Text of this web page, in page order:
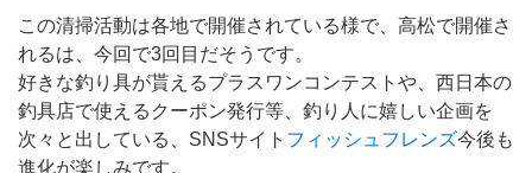
この清掃活動は各地で開催されている様で、高松で開催さ
れるは、今回で3回目だそうです。
好きな釣り具が貰えるプラスワンコンテストや、西日本の
釣具店で使えるクーポン発行等、釣り人に嬉しい企画を
次々と出している、SNSサイト フィッシュフレンズ今後も
進化が楽しみです。